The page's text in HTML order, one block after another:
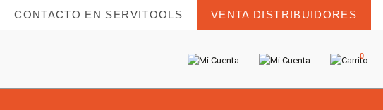
CONTACTO EN SERVITOOLS VENTA DISTRIBUIDORES
0